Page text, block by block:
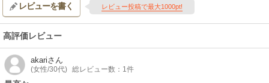
レビューを書く レビュー投稿で最大1000pt!
高評価レビュー
akariさん
(女性/30代) 総レビュー数：1件